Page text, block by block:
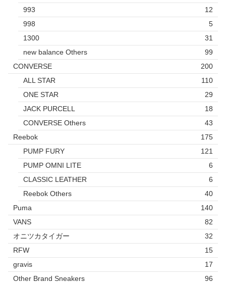
993
12
998
5
1300
31
new balance Others
99
CONVERSE
200
ALL STAR
110
ONE STAR
29
JACK PURCELL
18
CONVERSE Others
43
Reebok
175
PUMP FURY
121
PUMP OMNI LITE
6
CLASSIC LEATHER
6
Reebok Others
40
Puma
140
VANS
82
オニツカタイガー
32
RFW
15
gravis
17
Other Brand Sneakers
96